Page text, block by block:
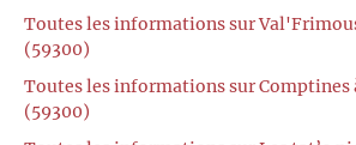
Toutes les informations sur
(59300)
Toutes les informations sur Comptines
(59300)